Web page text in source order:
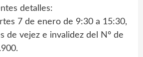
detalles:
7 de enero de 9:30 a 15:30,
de vejez e invalidez del Nº de